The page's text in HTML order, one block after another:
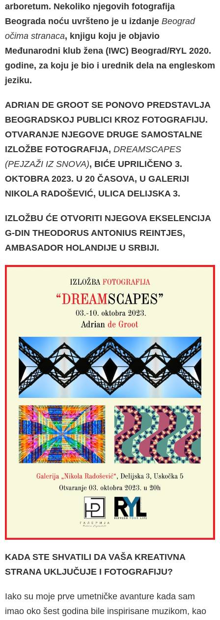
arboretum. Nekoliko njegovih fotografija
Beograda noću uvršteno je u izdanje Beograd
očima stranaca, knjigu koju je objavio
Međunarodni klub žena (IWC) Beograd/RYL 2020.
godine, za koju je bio i urednik dela na engleskom
jeziku.
ADRIAN DE GROOT SE PONOVO PREDSTAVLJA
BEOGRADSKOJ PUBLICI KROZ FOTOGRAFIJU.
OTVARANJE NJEGOVE DRUGE SAMOSTALNE
IZLOŽBE FOTOGRAFIJA, DREAMSCAPES
(PEJZAŽI IZ SNOVA), BIĆE UPRILIČENO 3.
OKTOBRA 2023. U 20 ČASOVA, U GALERIJI
NIKOLA RADOŠEVIĆ, ULICA DELIJSKA 3.
IZLOŽBU ĆE OTVORITI NJEGOVA EKSELENCIJA
G-DIN THEODORUS ANTONIUS REINTJES,
AMBASADOR HOLANDIJE U SRBIJI.
KADA STE SHVATILI DA VAŠA KREATIVNA
STRANA UKLJUČUJE I FOTOGRAFIJU?
Iako su moje prve umetničke avanture kada sam
imao oko šest godina bile inspirisane muzikom, kao